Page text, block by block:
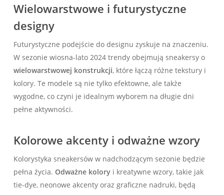
Wielowarstwowe i futurystyczne
designy
Futurystyczne podejście do designu zyskuje na znaczeniu.
W sezonie wiosna-lato 2024 trendy obejmują sneakersy o
wielowarstwowej konstrukcji, które łączą różne tekstury i
kolory. Te modele są nie tylko efektowne, ale także
wygodne, co czyni je idealnym wyborem na długie dni
pełne aktywności.
Kolorowe akcenty i odważne wzory
Kolorystyka sneakersów w nadchodzącym sezonie będzie
pełna życia. Odważne koloryi kreatywne wzory, takie jak
tie-dye, neonowe akcenty oraz graficzne nadruki, będą